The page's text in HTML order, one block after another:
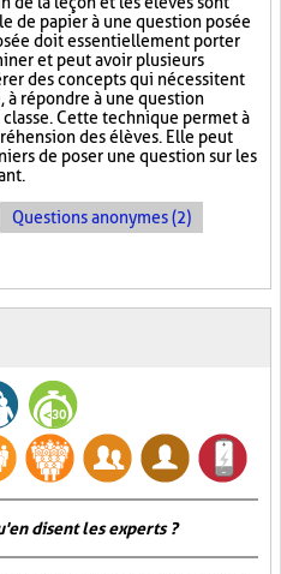
de papier à une question posée
doit essentiellement porter
et peut avoir plusieurs
des concepts qui nécessitent
à répondre à une question
Cette technique permet à
des élèves. Elle peut
de poser une question sur les
Questions anonymes (2)
disent les experts ?